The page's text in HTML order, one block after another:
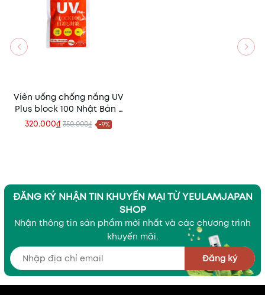
Viên uống chống nắng UV
Plus block 100 Nhật Bản -
45 ngày
320.000₫ 350.000₫ -9%
ĐĂNG KÝ NHẬN TIN KHUYẾN MẠI TỪ YEULAMJAPAN
SHOP
Nhận thông tin sản phẩm mới nhất và các chương trình
khuyến mãi.
Đăng ký